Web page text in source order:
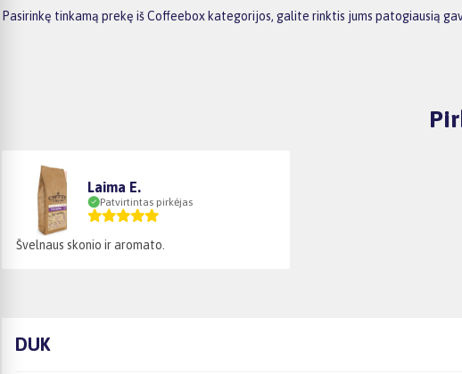
Pasirinkę tinkamą prekę iš Coffeebox kategorijos, galite rinktis jums patogiausią
Laima E.
Patvirtintas pirkėjas
Švelnaus skonio ir aromato.
DUK